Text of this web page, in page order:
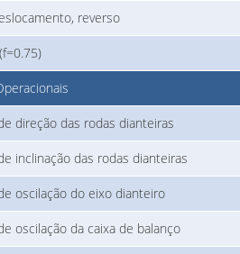
reverso
direção das rodas dianteiras
inclinação das rodas dianteiras
oscilação do eixo dianteiro
oscilação da caixa de balanço